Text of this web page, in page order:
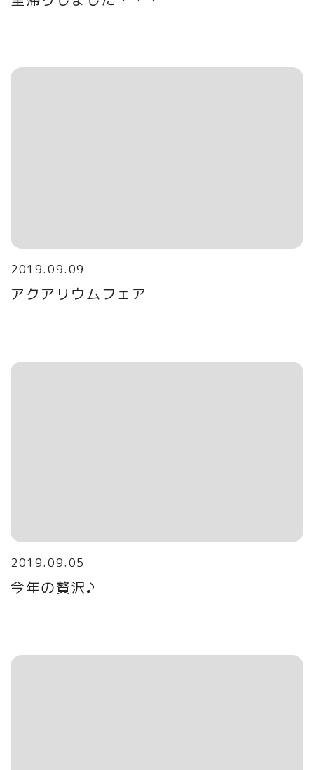
アクアリウムフェア
2019.09.09
今年の贅沢♪
2019.09.05